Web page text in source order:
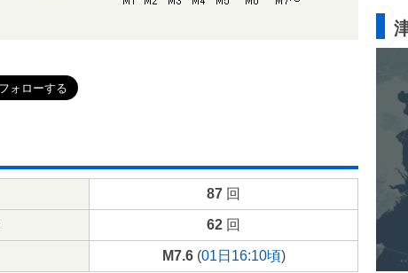
87 回
62 回
M7.6(01日16:10頃)